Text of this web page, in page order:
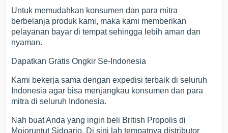
Untuk memudahkan konsumen dan para mitra
berbelanja produk kami, maka kami memberikan
pelayanan bayar di tempat sehingga lebih aman dan
nyaman.
Dapatkan Gratis Ongkir Se-Indonesia
Kami bekerja sama dengan expedisi terbaik di seluruh
Indonesia agar bisa menjangkau konsumen dan para
mitra di seluruh Indonesia.
Nah buat Anda yang ingin beli British Propolis di
Mojoruntut Sidoarjo. Di sini lah tempatnya distributor